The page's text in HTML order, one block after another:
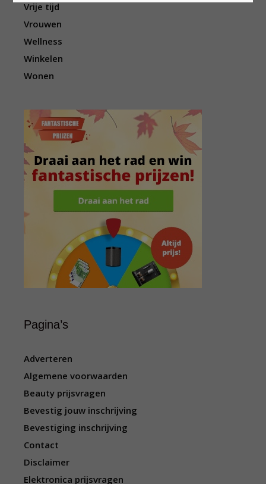
Vrije tijd
Vrouwen
Wellness
Winkelen
Wonen
Pagina’s
Adverteren
Algemene voorwaarden
Beauty prijsvragen
Bevestig jouw inschrijving
Bevestiging inschrijving
Contact
Disclaimer
Elektronica prijsvragen